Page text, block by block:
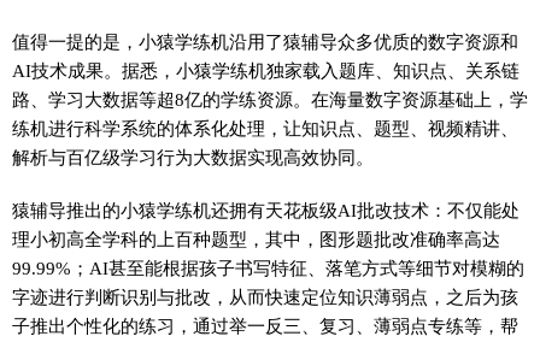
值得一提的是，小猿学练机沿用了猿辅导众多优质的数字资源和
AI技术成果。据悉，小猿学练机独家载入题库、知识点、关系链
路、学习大数据等超8亿的学练资源。在海量数字资源基础上，学
练机进行科学系统的体系化处理，让知识点、题型、视频精讲、
解析与百亿级学习行为大数据实现高效协同。
猿辅导推出的小猿学练机还拥有天花板级AI批改技术：不仅能处
理小初高全学科的上百种题型，其中，图形题批改准确率高达
99.99%；AI甚至能根据孩子书写特征、落笔方式等细节对模糊的
字迹进行判断识别与批改，从而快速定位知识薄弱点，之后为孩
子推出个性化的练习，通过举一反三、复习、薄弱点专练等，帮